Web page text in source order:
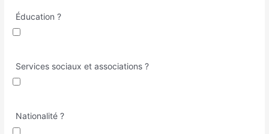
Éducation ?
Services sociaux et associations ?
Nationalité ?